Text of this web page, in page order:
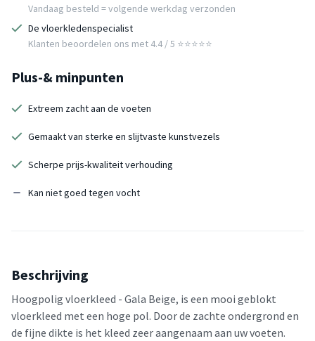
Vandaag besteld = volgende werkdag verzonden
De vloerkledenspecialist
Klanten beoordelen ons met 4.4 / 5 ⭐⭐⭐⭐⭐
Plus-& minpunten
Extreem zacht aan de voeten
Gemaakt van sterke en slijtvaste kunstvezels
Scherpe prijs-kwaliteit verhouding
Kan niet goed tegen vocht
Beschrijving
Hoogpolig vloerkleed - Gala Beige, is een mooi geblokt
vloerkleed met een hoge pol. Door de zachte ondergrond en
de fijne dikte is het kleed zeer aangenaam aan uw voeten.